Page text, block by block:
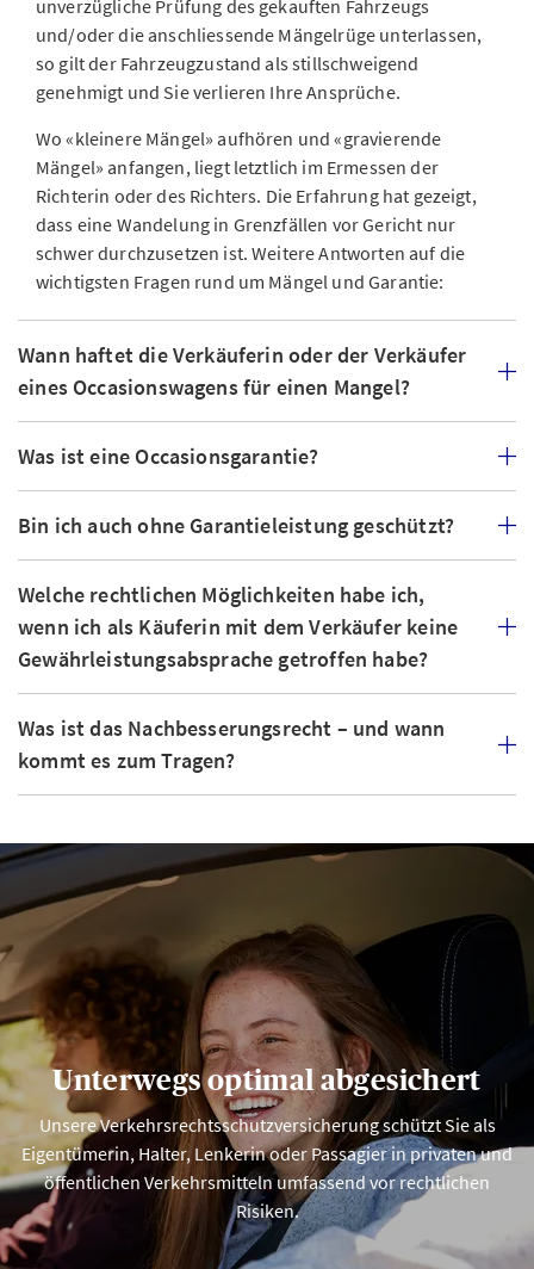
unverzügliche Prüfung des gekauften Fahrzeugs
und/oder die anschliessende Mängelrüge unterlassen,
so gilt der Fahrzeugzustand als stillschweigend
genehmigt und Sie verlieren Ihre Ansprüche.
Wo «kleinere Mängel» aufhören und «gravierende
Mängel» anfangen, liegt letztlich im Ermessen der
Richterin oder des Richters. Die Erfahrung hat gezeigt,
dass eine Wandelung in Grenzfällen vor Gericht nur
schwer durchzusetzen ist. Weitere Antworten auf die
wichtigsten Fragen rund um Mängel und Garantie:
Wann haftet die Verkäuferin oder der Verkäufer
eines Occasionswagens für einen Mangel?
Was ist eine Occasionsgarantie?
Bin ich auch ohne Garantieleistung geschützt?
Welche rechtlichen Möglichkeiten habe ich,
wenn ich als Käuferin mit dem Verkäufer keine
Gewährleistungsabsprache getroffen habe?
Was ist das Nachbesserungsrecht – und wann
kommt es zum Tragen?
Unterwegs optimal abgesichert
Unsere Verkehrsrechtsschutzversicherung schützt Sie als
Eigentümerin, Halter, Lenkerin oder Passagier in privaten und
öffentlichen Verkehrsmitteln umfassend vor rechtlichen
Risiken.